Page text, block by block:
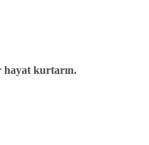
hayat kurtarın.